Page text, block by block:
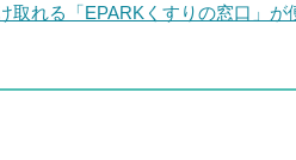
れる「EPARKくすりの窓口」が